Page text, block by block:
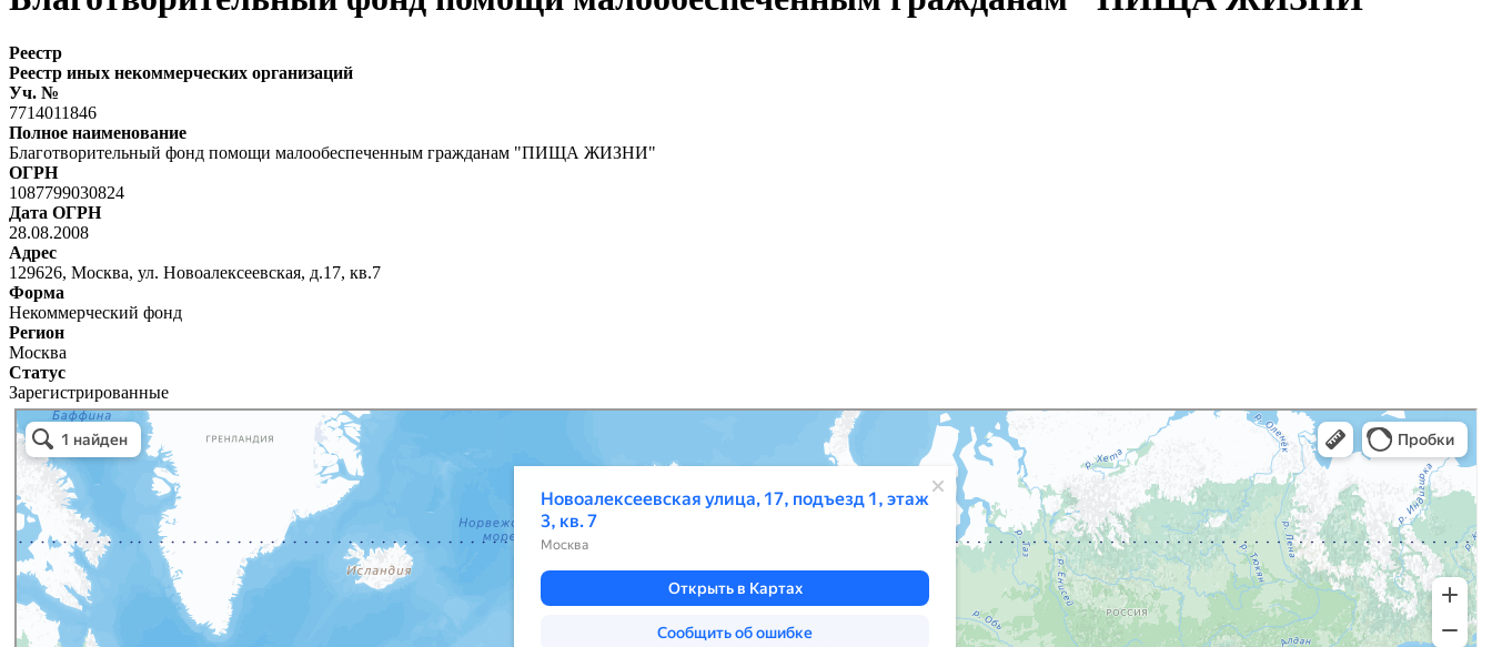
Реестр
Реестр иных некоммерческих организаций
Уч. №
7714011846
Полное наименование
Благотворительный фонд помощи малообеспеченным гражданам "ПИЩА ЖИЗНИ"
ОГРН
1087799030824
Дата ОГРН
28.08.2008
Адрес
129626, Москва, ул. Новоалексеевская, д.17, кв.7
Форма
Некоммерческий фонд
Регион
Москва
Статус
Зарегистрированные